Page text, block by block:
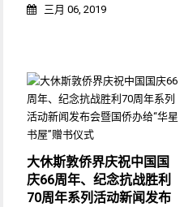
三月 06, 2019
大休斯敦侨界庆祝中国国
庆66周年、纪念抗战胜利
70周年系列活动新闻发布